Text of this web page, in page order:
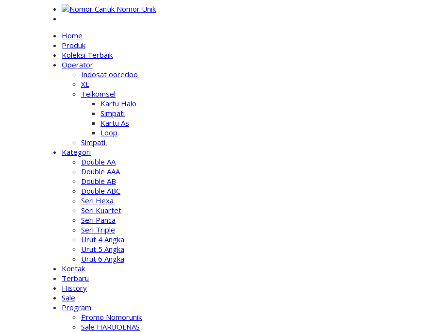
Home
Produk
Koleksi Terbaik
Operator
Indosat ooredoo
XL
Telkomsel
Kartu Halo
Simpati
Kartu As
Loop
Simpati.
Kategori
Double AA
Double AAA
Double AB
Double ABC
Seri Hexa
Seri Kuartet
Seri Panca
Seri Triple
Urut 4 Angka
Urut 5 Angka
Urut 6 Angka
Kontak
Terbaru
History
Sale
Program
Promo Nomorunik
Sale HARBOLNAS